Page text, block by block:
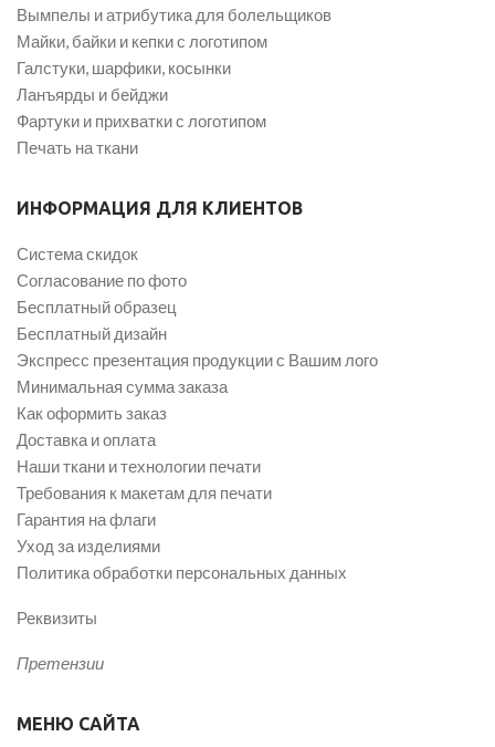
Вымпелы и атрибутика для болельщиков
Майки, байки и кепки с логотипом
Галстуки, шарфики, косынки
Ланъярды и бейджи
Фартуки и прихватки с логотипом
Печать на ткани
ИНФОРМАЦИЯ ДЛЯ КЛИЕНТОВ
Система скидок
Согласование по фото
Бесплатный образец
Бесплатный дизайн
Экспресс презентация продукции с Вашим лого
Минимальная сумма заказа
Как оформить заказ
Доставка и оплата
Наши ткани и технологии печати
Требования к макетам для печати
Гарантия на флаги
Уход за изделиями
Политика обработки персональных данных
Реквизиты
Претензии
МЕНЮ САЙТА